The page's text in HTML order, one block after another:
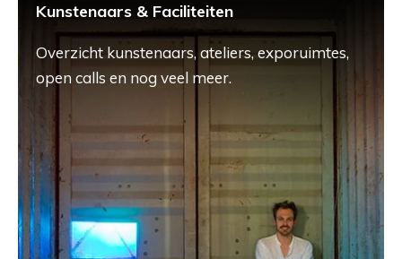
Kunstenaars & Faciliteiten
Overzicht kunstenaars, ateliers, exporuimtes,
open calls en nog veel meer.